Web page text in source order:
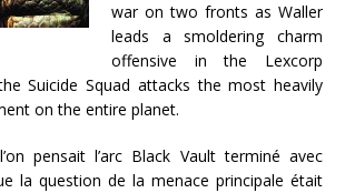
war on two fronts as Waller
leads a smoldering charm
offensive in the Lexcorp
Suicide Squad attacks the most heavily
on the entire planet.
pensait l’arc Black Vault terminé avec
la question de la menace principale était